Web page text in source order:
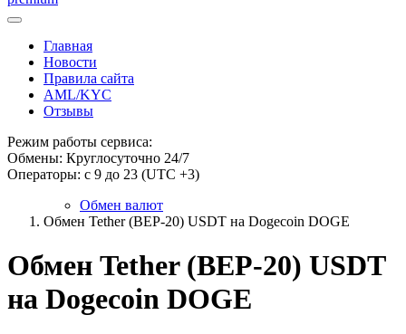
Главная
Новости
Правила сайта
AML/KYC
Отзывы
Режим работы сервиса:
Обмены: Круглосуточно 24/7
Операторы: с 9 до 23 (UTC +3)
Обмен валют
Обмен Tether (BEP-20) USDT на Dogecoin DOGE
Обмен Tether (BEP-20) USDT
на Dogecoin DOGE